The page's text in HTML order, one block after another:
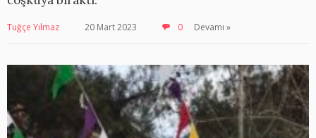
Tuğçe Yılmaz 20 Mart 2023 0 Devamı »